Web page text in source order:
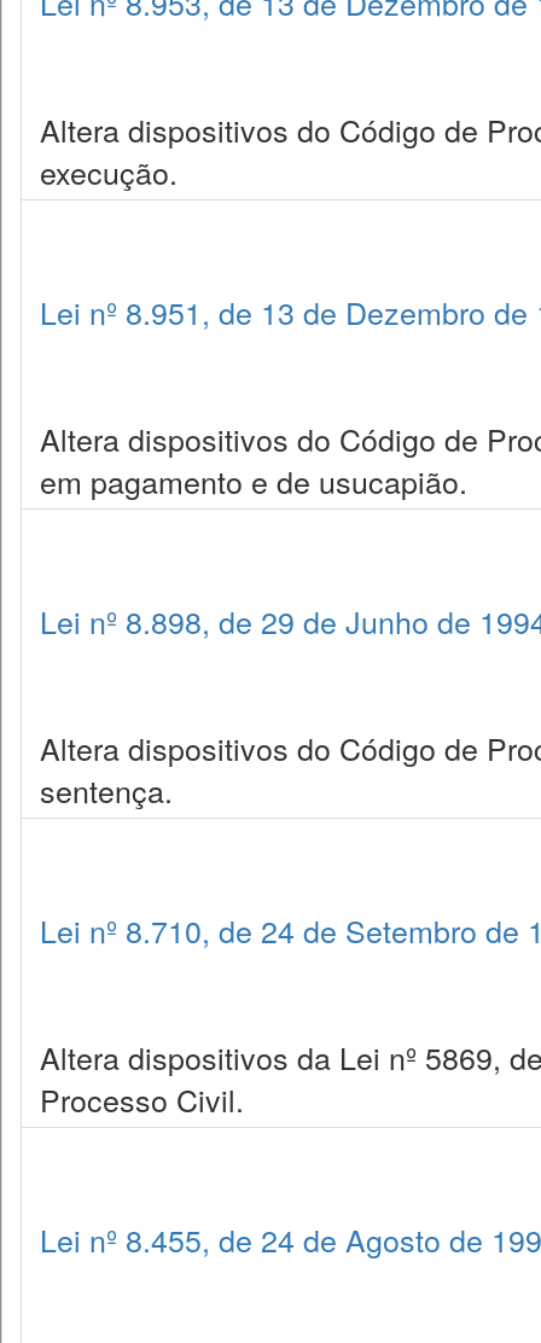
Altera dispositivos do Código de
execução.
Lei nº 8.951, de 13 de Dezembro de
Altera dispositivos do Código de
em pagamento e de usucapião.
Lei nº 8.898, de 29 de Junho de
Altera dispositivos do Código de
sentença.
Lei nº 8.710, de 24 de Setembro de
Altera dispositivos da Lei nº 5869,
Processo Civil.
Lei nº 8.455, de 24 de Agosto de